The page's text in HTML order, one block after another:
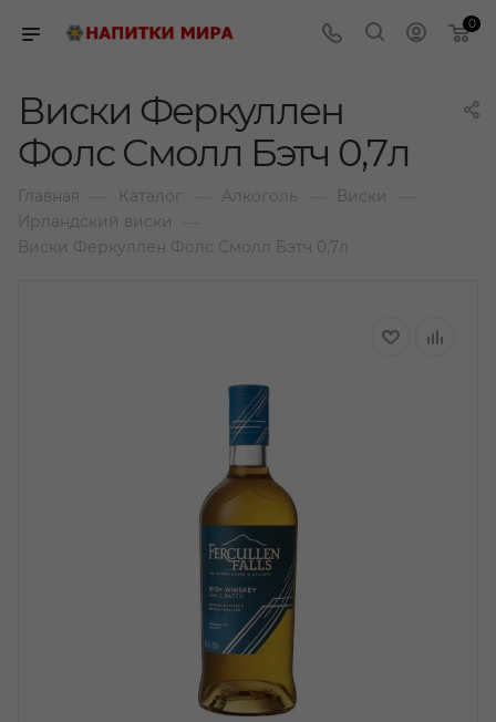
0
Виски Феркуллен
Фолс Смолл Бэтч 0,7л
Главная Каталог Алкоголь Виски
Ирландский виски
Виски Феркуллен Фолс Смолл Бэтч 0,7л